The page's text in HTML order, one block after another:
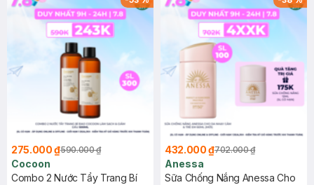
275.000 ₫590.000 ₫
Cocoon
Combo 2 Nước Tẩy Trang Bí
432.000 ₫702.000 ₫
Anessa
Sữa Chống Nắng Anessa Cho